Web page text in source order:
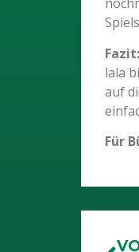
Fazit:
lala
auf
Für